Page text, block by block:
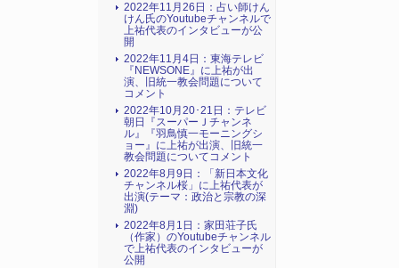
2022年11月26日：占い師けん
けん氏のYoutubeチャンネルで
上祐代表のインタビューが公
開
2022年11月4日：東海テレビ
『NEWSONE』に上祐が出
演、旧統一教会問題について
コメント
2022年10月20･21日：テレビ
朝日『スーパーＪチャンネ
ル』『羽鳥慎一モーニングシ
ョー』に上祐が出演、旧統一
教会問題についてコメント
2022年8月9日：「新日本文化
チャンネル桜」に上祐代表が
出演(テーマ：政治と宗教の深
淵)
2022年8月1日：家田荘子氏
（作家）のYoutubeチャンネル
で上祐代表のインタビューが
公開